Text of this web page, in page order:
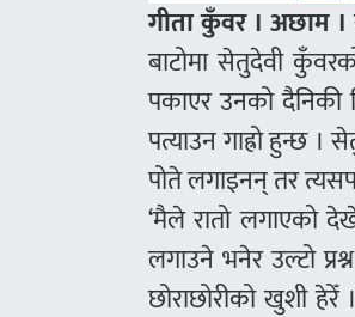
गीता कुँवर । अछाम ।
बाटोमा सेतुदेवी
पकाएर उनको दैनिकी
पत्याउन गाह्रो हुन्छ ।
पोते लगाइनन् तर
‘मैले रातो लगाएको
लगाउने भनेर उल्टो
छोराछोरीको खुशी हेरेँ